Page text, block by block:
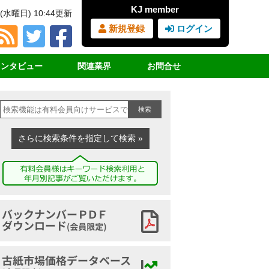
KJ member
新規登録
ログイン
曜日) 10:44更新
タビュー
イクル女子
団体挨拶
講演録
関連業界
ＰＥＴボトル
廃プラスチック
鉄スクラップ
家電リサイクル
古布
お問合せ
購読の申込み
広告の申込み
ヤードマップの申込み
古紙ジャーナルとは
検索
さらに検索条件を指定して検索 »